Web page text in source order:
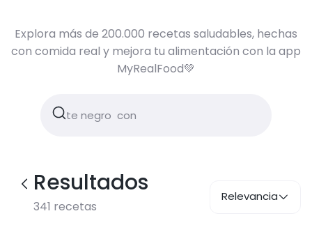
Explora más de 200.000 recetas saludables, hechas
con comida real y mejora tu alimentación con la app
MyRealFood💚
Resultados
341 recetas
Relevancia